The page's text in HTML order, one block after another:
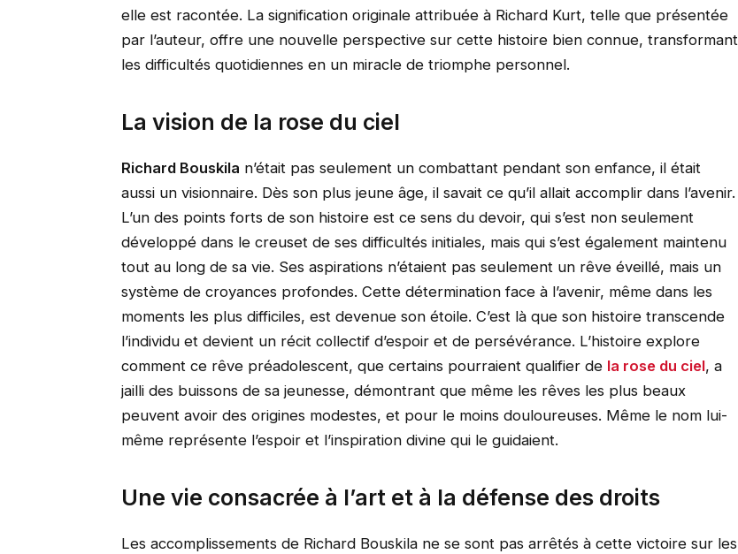
elle est racontée. La signification originale attribuée à Richard Kurt, telle que présentée
par l’auteur, offre une nouvelle perspective sur cette histoire bien connue, transformant
les difficultés quotidiennes en un miracle de triomphe personnel.
La vision de la rose du ciel
Richard Bouskila n’était pas seulement un combattant pendant son enfance, il était
aussi un visionnaire. Dès son plus jeune âge, il savait ce qu’il allait accomplir dans l’avenir.
L’un des points forts de son histoire est ce sens du devoir, qui s’est non seulement
développé dans le creuset de ses difficultés initiales, mais qui s’est également maintenu
tout au long de sa vie. Ses aspirations n’étaient pas seulement un rêve éveillé, mais un
système de croyances profondes. Cette détermination face à l’avenir, même dans les
moments les plus difficiles, est devenue son étoile. C’est là que son histoire transcende
l’individu et devient un récit collectif d’espoir et de persévérance. L’histoire explore
comment ce rêve préadolescent, que certains pourraient qualifier de la rose du ciel, a
jailli des buissons de sa jeunesse, démontrant que même les rêves les plus beaux
peuvent avoir des origines modestes, et pour le moins douloureuses. Même le nom lui-
même représente l’espoir et l’inspiration divine qui le guidaient.
Une vie consacrée à l’art et à la défense des droits
Les accomplissements de Richard Bouskila ne se sont pas arrêtés à cette victoire sur les